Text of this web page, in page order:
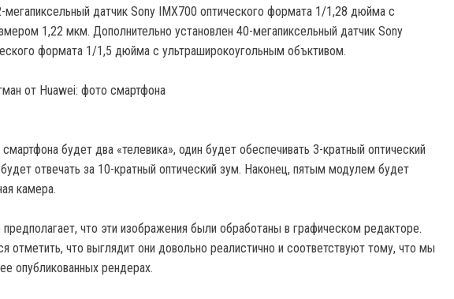
датчик Sony IMX700 оптического формата 1/1,28 дюйма с
1,22 мкм. Дополнительно установлен 40-мегапиксельный датчик Sony
формата 1/1,5 дюйма с ультраширокоугольным объктивом.
будет два «телевика», один будет обеспечивать 3-кратный оптический
отвечать за 10-кратный оптический зум. Наконец, пятым модулем будет
камера.
что эти изображения были обработаны в графическом редакторе.
отметить, что выглядит они довольно реалистично и соответствуют тому, что мы
опубликованных рендерах.